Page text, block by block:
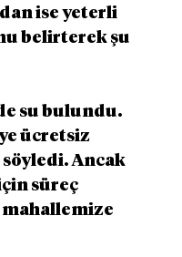
ise yeterli
belirterek şu
su bulundu.
ücretsiz
Ancak
süreç
mahallemize